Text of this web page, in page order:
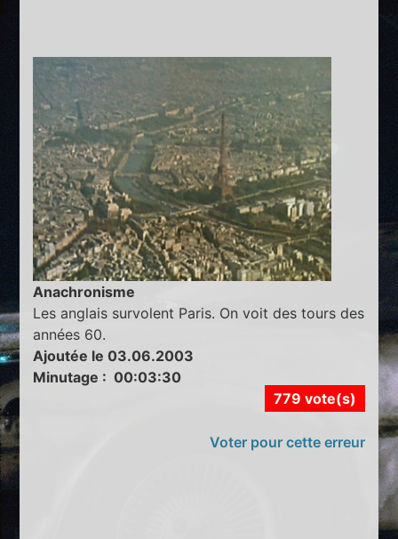
Anachronisme
Les anglais survolent Paris. On voit des tours des
années 60.
Ajoutée le 03.06.2003
Minutage : 00:03:30
779 vote(s)
Voter pour cette erreur